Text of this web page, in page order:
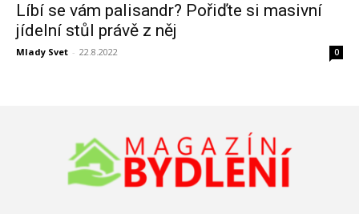
Líbí se vám palisandr? Pořiďte si masivní
jídelní stůl právě z něj
Mlady Svet - 22.8.2022 0